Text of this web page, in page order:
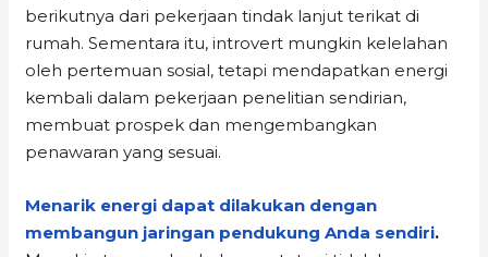
berikutnya dari pekerjaan tindak lanjut terikat di
rumah. Sementara itu, introvert mungkin kelelahan
oleh pertemuan sosial, tetapi mendapatkan energi
kembali dalam pekerjaan penelitian sendirian,
membuat prospek dan mengembangkan
penawaran yang sesuai.
Menarik energi dapat dilakukan dengan
membangun jaringan pendukung Anda sendiri.